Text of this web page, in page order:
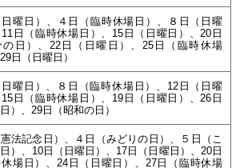
日曜日）、４日（臨時休場日）、８日（日曜
11日（臨時休場日）、15日（日曜日）、20日
の日）、22日（日曜日）、25日（臨時休場
日（日曜日）
日曜日）、８日（臨時休場日）、12日（日曜
15日（臨時休場日）、19日（日曜日）、26日
日）、29日（昭和の日）
憲法記念日）、４日（みどりの日）、５日（こ
）、10日（日曜日）、17日（日曜日）、20日
休場日）、24日（日曜日）、27日（臨時休場